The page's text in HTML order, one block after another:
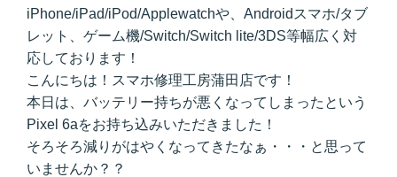
iPhone/iPad/iPod/Applewatchや、Androidスマホ/タブ
レット、ゲーム機/Switch/Switch lite/3DS等幅広く対
応しております！
こんにちは！スマホ修理工房蒲田店です！
本日は、バッテリー持ちが悪くなってしまったという
Pixel 6aをお持ち込みいただきました！
そろそろ減りがはやくなってきたなぁ・・・と思って
いませんか？？